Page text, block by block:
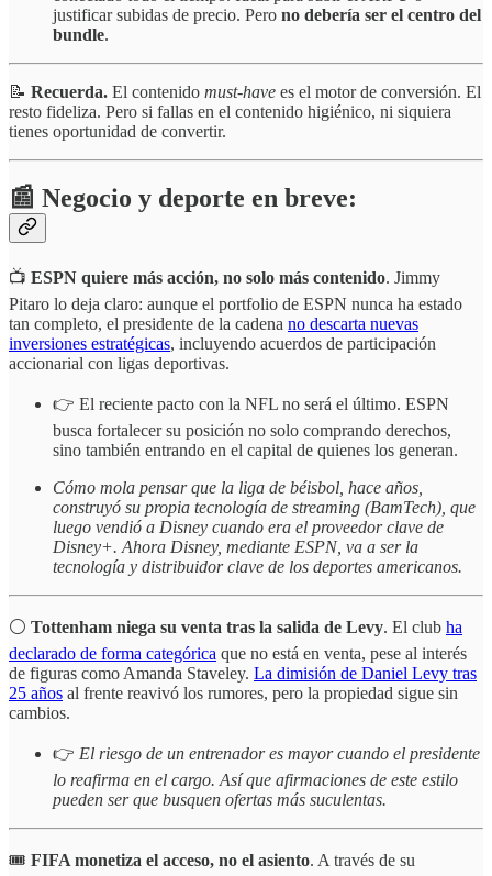
justificar subidas de precio. Pero no debería ser el centro del
bundle.
📝 Recuerda. El contenido must-have es el motor de conversión. El
resto fideliza. Pero si fallas en el contenido higiénico, ni siquiera
tienes oportunidad de convertir.
📰 Negocio y deporte en breve:
📺 ESPN quiere más acción, no solo más contenido. Jimmy
Pitaro lo deja claro: aunque el portfolio de ESPN nunca ha estado
tan completo, el presidente de la cadena no descarta nuevas
inversiones estratégicas, incluyendo acuerdos de participación
accionarial con ligas deportivas.
👉 El reciente pacto con la NFL no será el último. ESPN
busca fortalecer su posición no solo comprando derechos,
sino también entrando en el capital de quienes los generan.
Cómo mola pensar que la liga de béisbol, hace años,
construyó su propia tecnología de streaming (BamTech), que
luego vendió a Disney cuando era el proveedor clave de
Disney+. Ahora Disney, mediante ESPN, va a ser la
tecnología y distribuidor clave de los deportes americanos.
⚪️ Tottenham niega su venta tras la salida de Levy. El club ha
declarado de forma categórica que no está en venta, pese al interés
de figuras como Amanda Staveley. La dimisión de Daniel Levy tras
25 años al frente reavivó los rumores, pero la propiedad sigue sin
cambios.
👉 El riesgo de un entrenador es mayor cuando el presidente
lo reafirma en el cargo. Así que afirmaciones de este estilo
pueden ser que busquen ofertas más suculentas.
🎟️ FIFA monetiza el acceso, no el asiento. A través de su